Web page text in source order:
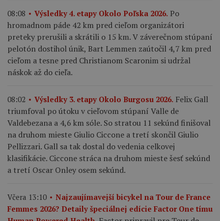
08:08 Výsledky 4. etapy Okolo Poľska 2026. Po
hromadnom páde 42 km pred cieľom organizátori
preteky prerušili a skrátili o 15 km. V záverečnom stúpaní
pelotón dostihol únik, Bart Lemmen zaútočil 4,7 km pred
cieľom a tesne pred Christianom Scaronim si udržal
náskok až do cieľa.
08:02 Výsledky 3. etapy Okolo Burgosu 2026. Felix Gall
triumfoval po útoku v cieľovom stúpaní Valle de
Valdebezana a 4,6 km sóle. So stratou 11 sekúnd finišoval
na druhom mieste Giulio Ciccone a tretí skončil Giulio
Pellizzari. Gall sa tak dostal do vedenia celkovej
klasifikácie. Ciccone stráca na druhom mieste šesť sekúnd
a tretí Oscar Onley osem sekúnd.
Včera 13:10
Najzaujímavejší bicykel na Tour de France
Femmes 2026? Detaily špeciálnej edície Factor One tímu